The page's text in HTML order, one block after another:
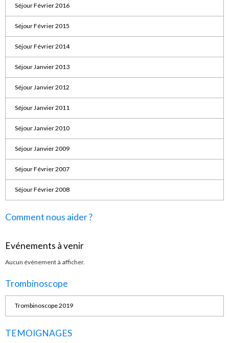
Séjour Février 2016
Séjour Février 2015
Séjour Février 2014
Séjour Janvier 2013
Séjour Janvier 2012
Séjour Janvier 2011
Séjour Janvier 2010
Séjour Janvier 2009
Séjour Février 2007
Séjour Février 2008
Comment nous aider ?
Evénements à venir
Aucun évènement à afficher.
Trombinoscope
Trombinoscope 2019
TEMOIGNAGES